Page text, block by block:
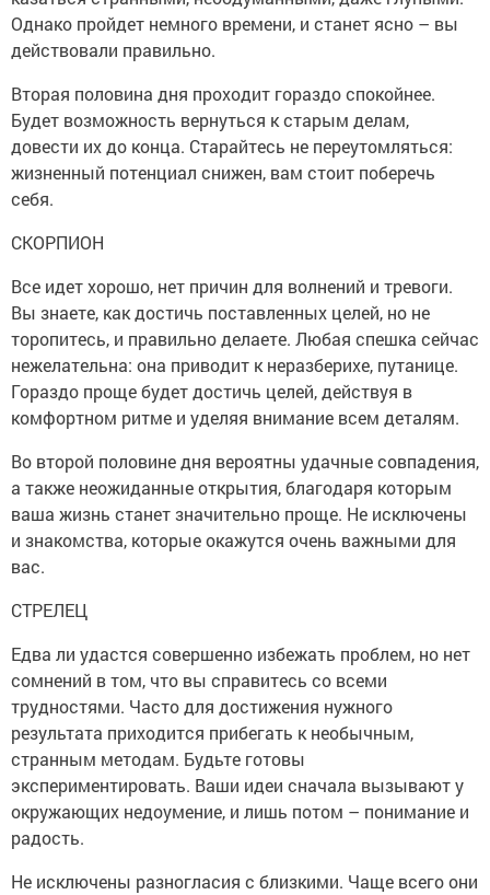
Однако пройдет немного времени, и станет ясно – вы
действовали правильно.
Вторая половина дня проходит гораздо спокойнее.
Будет возможность вернуться к старым делам,
довести их до конца. Старайтесь не переутомляться:
жизненный потенциал снижен, вам стоит поберечь
себя.
СКОРПИОН
Все идет хорошо, нет причин для волнений и тревоги.
Вы знаете, как достичь поставленных целей, но не
торопитесь, и правильно делаете. Любая спешка сейчас
нежелательна: она приводит к неразберихе, путанице.
Гораздо проще будет достичь целей, действуя в
комфортном ритме и уделяя внимание всем деталям.
Во второй половине дня вероятны удачные совпадения,
а также неожиданные открытия, благодаря которым
ваша жизнь станет значительно проще. Не исключены
и знакомства, которые окажутся очень важными для
вас.
СТРЕЛЕЦ
Едва ли удастся совершенно избежать проблем, но нет
сомнений в том, что вы справитесь со всеми
трудностями. Часто для достижения нужного
результата приходится прибегать к необычным,
странным методам. Будьте готовы
экспериментировать. Ваши идеи сначала вызывают у
окружающих недоумение, и лишь потом – понимание и
радость.
Не исключены разногласия с близкими. Чаще всего они